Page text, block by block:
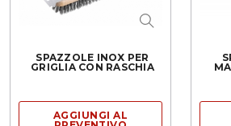
SPAZZOLE INOX PER
GRIGLIA CON RASCHIA
AGGIUNGI AL